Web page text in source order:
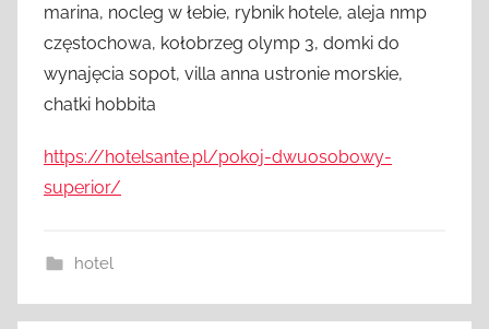
marina, nocleg w łebie, rybnik hotele, aleja nmp
częstochowa, kołobrzeg olymp 3, domki do
wynajęcia sopot, villa anna ustronie morskie,
chatki hobbita
https://hotelsante.pl/pokoj-dwuosobowy-
superior/
hotel